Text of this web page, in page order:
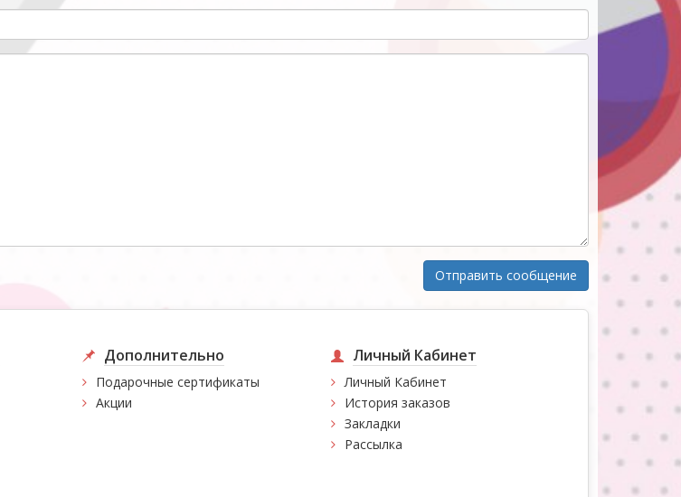
Дополнительно
Подарочные сертификаты
Акции
Личный Кабинет
Личный Кабинет
История заказов
Закладки
Рассылка